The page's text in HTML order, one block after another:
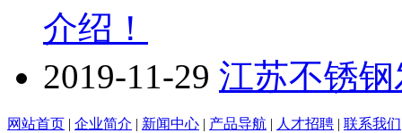
介绍！
2019-11-29 江苏不锈
网站首页 | 企业简介 | 新闻中心 | 产品导航 | 人才招聘 | 联系我们